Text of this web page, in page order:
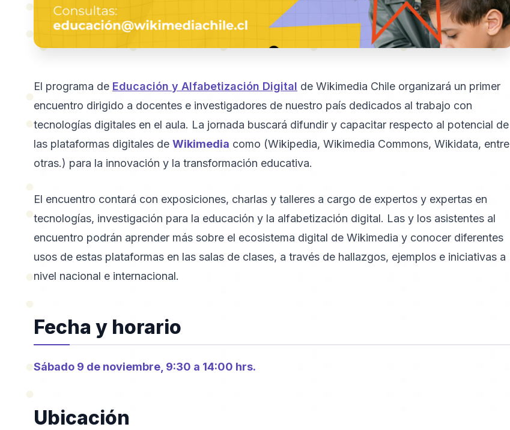
El programa de Educación y Alfabetización Digital de Wikimedia Chile organizará un primer
encuentro dirigido a docentes e investigadores de nuestro país dedicados al trabajo con
tecnologías digitales en el aula. La jornada buscará difundir y capacitar respecto al potencial de
las plataformas digitales de Wikimedia como (Wikipedia, Wikimedia Commons, Wikidata, entre
otras.) para la innovación y la transformación educativa.
El encuentro contará con exposiciones, charlas y talleres a cargo de expertos y expertas en
tecnologías, investigación para la educación y la alfabetización digital. Las y los asistentes al
encuentro podrán aprender más sobre el ecosistema digital de Wikimedia y conocer diferentes
usos de estas plataformas en las salas de clases, a través de hallazgos, ejemplos e iniciativas a
nivel nacional e internacional.
Fecha y horario
Sábado 9 de noviembre, 9:30 a 14:00 hrs.
Ubicación